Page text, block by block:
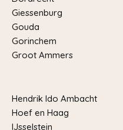
Giessenburg
Gouda
Gorinchem
Groot Ammers
Hendrik Ido Ambacht
Hoef en Haag
IJsselstein